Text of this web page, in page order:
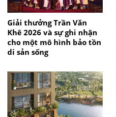
Giải thưởng Trần Văn
Khê 2026 và sự ghi nhận
cho một mô hình bảo tồn
di sản sống